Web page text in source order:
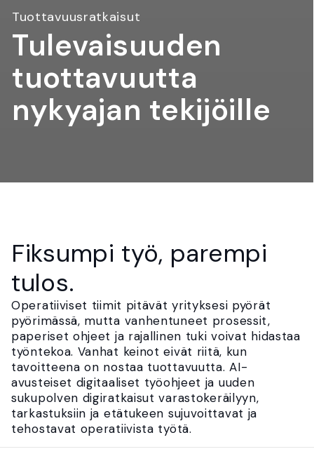
Tuottavuusratkaisut
Tulevaisuuden
tuottavuutta
nykyajan tekijöille
Fiksumpi työ, parempi
tulos.
Operatiiviset tiimit pitävät yrityksesi pyörät
pyörimässä, mutta vanhentuneet prosessit,
paperiset ohjeet ja rajallinen tuki voivat hidastaa
työntekoa. Vanhat keinot eivät riitä, kun
tavoitteena on nostaa tuottavuutta. AI-
avusteiset digitaaliset työohjeet ja uuden
sukupolven digiratkaisut varastokeräilyyn,
tarkastuksiin ja etätukeen sujuvoittavat ja
tehostavat operatiivista työtä.